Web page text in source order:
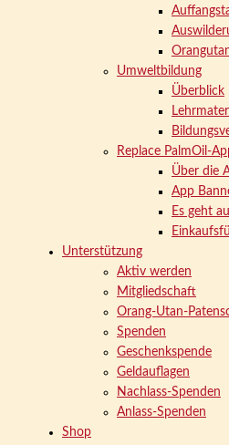
Umweltbildung
Überblick
Replace PalmOil-
Über die
App
Es geht
Unterstützung
Aktiv werden
Mitgliedschaft
Orang-Utan-
Spenden
Geschenkspende
Geldauflagen
Nachlass-Spenden
Anlass-Spenden
Shop